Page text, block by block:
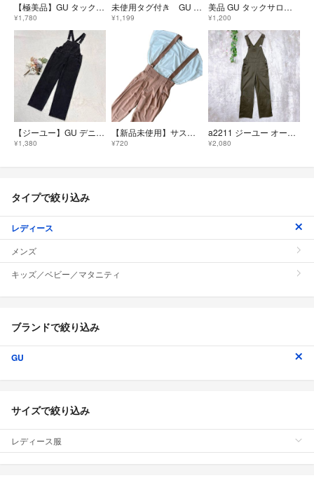
【極美品】GU タックサロペットパンツ S 完売品 グレー ジーユー
¥1,780
未使用タグ付き GU ジーユー レディース Lサイズ ガウチョコンビネゾン
¥1,199
美品 GU タックサロペットパンツ Qグレー/S
¥1,200
【ジーユー】GU デニムサロペット オーバーオール グレー M
¥1,380
【新品未使用】サス付きテーパードパンツ
¥720
a2211 ジーユー オーバーオール カーキ カジュアル サロペット綿混 M
¥2,080
タイプで絞り込み
レディース
メンズ
キッズ／ベビー／マタニティ
ブランドで絞り込み
GU
サイズで絞り込み
レディース服